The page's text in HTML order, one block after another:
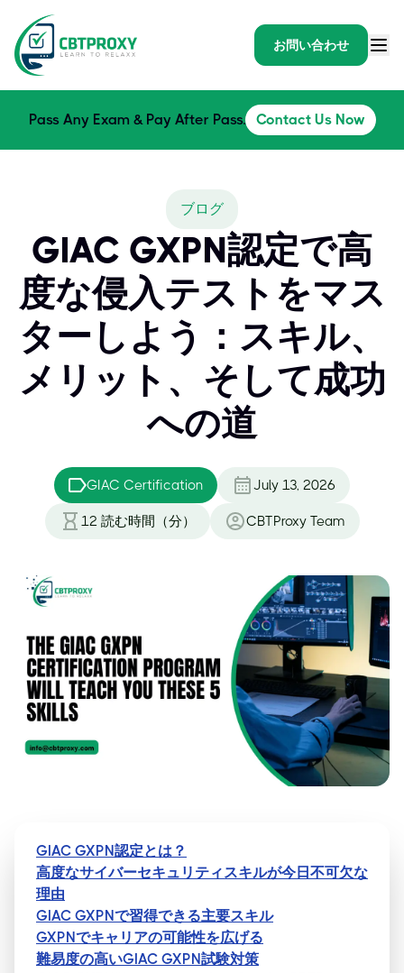
お問い合わせ
Pass Any Exam & Pay After Pass. Contact Us Now
ブログ
GIAC GXPN認定で高
度な侵入テストをマス
ターしよう：スキル、
メリット、そして成功
への道
GIAC Certification July 13, 2026
12 読む時間（分） CBTProxy Team
GIAC GXPN認定とは？
高度なサイバーセキュリティスキルが今日不可欠な
理由
GIAC GXPNで習得できる主要スキル
GXPNでキャリアの可能性を広げる
難易度の高いGIAC GXPN試験対策